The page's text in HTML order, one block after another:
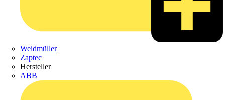
Weidmüller
Zaptec
Hersteller
ABB